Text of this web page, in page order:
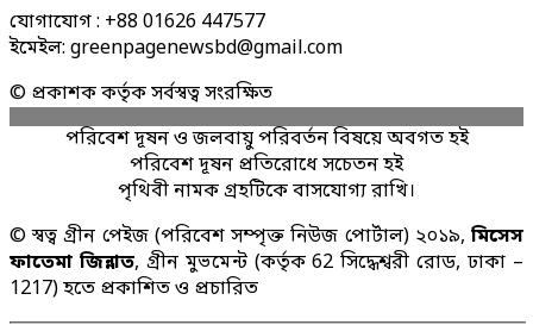
যোগাযোগ : +88 01626 447577
ইমেইল: greenpagenewsbd@gmail.com
© প্রকাশক কর্তৃক সর্বস্বত্ব সংরক্ষিত
পরিবেশ দূষন ও জলবায়ু পরিবর্তন বিষয়ে অবগত হই
পরিবেশ দূষন প্রতিরোধে সচেতন হই
পৃথিবী নামক গ্রহটিকে বাসযোগ্য রাখি।
© স্বত্ব গ্রীন পেইজ (পরিবেশ সম্পৃক্ত নিউজ পোর্টাল) ২০১৯, মিসেস
ফাতেমা জিন্নাত, গ্রীন মুভমেন্ট (কর্তৃক 62 সিদ্ধেশ্বরী রোড, ঢাকা –
1217) হতে প্রকাশিত ও প্রচারিত